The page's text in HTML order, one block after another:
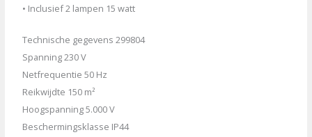
• Inclusief 2 lampen 15 watt
Technische gegevens 299804
Spanning 230 V
Netfrequentie 50 Hz
Reikwijdte 150 m²
Hoogspanning 5.000 V
Beschermingsklasse IP44